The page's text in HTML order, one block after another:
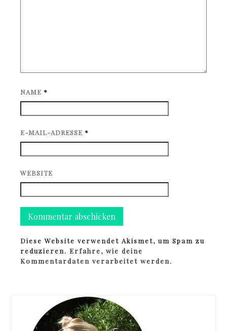
NAME *
E-MAIL-ADRESSE *
WEBSITE
Diese Website verwendet Akismet, um Spam zu
reduzieren.Erfahre, wie deine
Kommentardaten verarbeitet werden.